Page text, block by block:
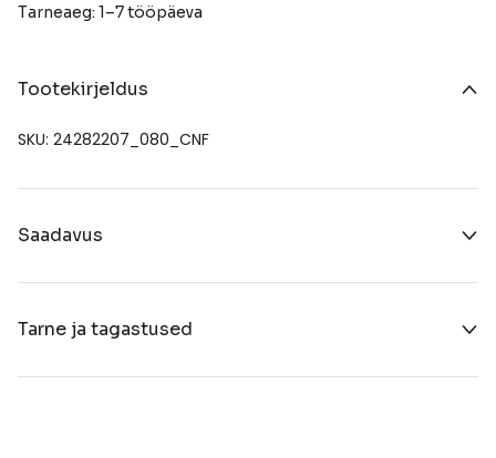
Tarneaeg: 1–7 tööpäeva
Tootekirjeldus
SKU: 24282207_080_CNF
Saadavus
Tarne ja tagastused